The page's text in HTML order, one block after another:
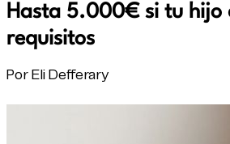
Hasta 5.000€ si tu hijo
requisitos
Por Eli Defferary